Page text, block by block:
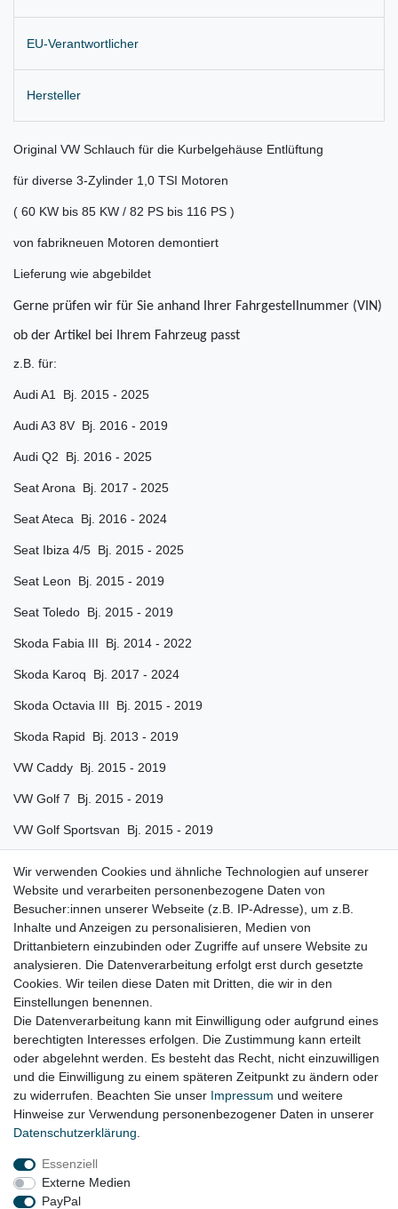
EU-Verantwortlicher
Hersteller
Original VW Schlauch für die Kurbelgehäuse Entlüftung
für diverse 3-Zylinder 1,0 TSI Motoren
( 60 KW bis 85 KW / 82 PS bis 116 PS )
von fabrikneuen Motoren demontiert
Lieferung wie abgebildet
Gerne prüfen wir für Sie anhand Ihrer Fahrgestellnummer (VIN)
ob der Artikel bei Ihrem Fahrzeug passt
z.B. für:
Audi A1 Bj. 2015 - 2025
Audi A3 8V Bj. 2016 - 2019
Audi Q2 Bj. 2016 - 2025
Seat Arona Bj. 2017 - 2025
Seat Ateca Bj. 2016 - 2024
Seat Ibiza 4/5 Bj. 2015 - 2025
Seat Leon Bj. 2015 - 2019
Seat Toledo Bj. 2015 - 2019
Skoda Fabia III Bj. 2014 - 2022
Skoda Karoq Bj. 2017 - 2024
Skoda Octavia III Bj. 2015 - 2019
Skoda Rapid Bj. 2013 - 2019
VW Caddy Bj. 2015 - 2019
VW Golf 7 Bj. 2015 - 2019
VW Golf Sportsvan Bj. 2015 - 2019
VW T-Cross Bj. 2018 - 2025
VW T-Roc Bj. 2017 - 2024
VW Touran Bj. 2015 - 2025
VW Up Bj. 2017 - 2019
Lieferzeit etwa 1 bis 3 Werktage
Wir verwenden Cookies und ähnliche Technologien auf unserer
Website und verarbeiten personenbezogene Daten von
Besucher:innen unserer Webseite (z.B. IP-Adresse), um z.B.
Inhalte und Anzeigen zu personalisieren, Medien von
Drittanbietern einzubinden oder Zugriffe auf unsere Website zu
analysieren. Die Datenverarbeitung erfolgt erst durch gesetzte
Cookies. Wir teilen diese Daten mit Dritten, die wir in den
Einstellungen benennen.
Die Datenverarbeitung kann mit Einwilligung oder aufgrund eines
berechtigten Interesses erfolgen. Die Zustimmung kann erteilt
oder abgelehnt werden. Es besteht das Recht, nicht einzuwilligen
und die Einwilligung zu einem späteren Zeitpunkt zu ändern oder
zu widerrufen. Beachten Sie unser Impressum und weitere
Hinweise zur Verwendung personenbezogener Daten in unserer
Daten­schutz­erklärung
Essenziell
Externe Medien
PayPal
Impressum
Widerrufs­recht